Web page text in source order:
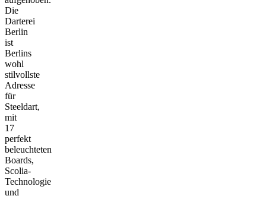
Die
Darterei
Berlin
ist
Berlins
wohl
stilvollste
Adresse
für
Steeldart,
mit
17
perfekt
beleuchteten
Boards,
Scolia-
Technologie
und